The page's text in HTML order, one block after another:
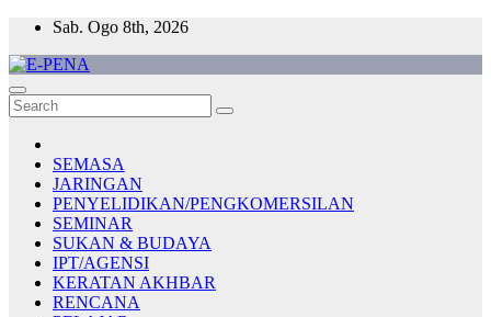
Skip
content
Sab. Ogo 8th, 2026
E-PENA
Berita Digital Terkini
SEMASA
JARINGAN
PENYELIDIKAN/PENGKOMERSILAN
SEMINAR
SUKAN & BUDAYA
IPT/AGENSI
KERATAN AKHBAR
RENCANA